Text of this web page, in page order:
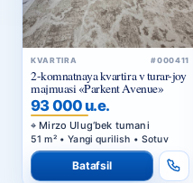
KVARTIRA #000411
2-komnatnaya kvartira v turar-joy
majmuasi «Parkent Avenue»
93 000 u.e.
Mirzo Ulug‘bek tumani
51 m² • Yangi qurilish • Sotuv
Batafsil